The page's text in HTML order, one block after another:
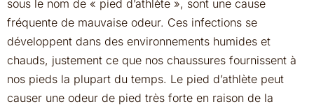
sous le nom de « pied d’athlète », sont une cause
fréquente de mauvaise odeur. Ces infections se
développent dans des environnements humides et
chauds, justement ce que nos chaussures fournissent à
nos pieds la plupart du temps. Le pied d’athlète peut
causer une odeur de pied très forte en raison de la